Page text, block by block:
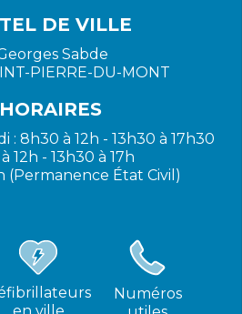
DE VILLE
Sabde
PIERRE-DU-MONT
HORAIRES
: 8h30 à 12h - 13h30 à 17h30
12h - 13h30 à 17h
(Permanence État Civil)
Numéros